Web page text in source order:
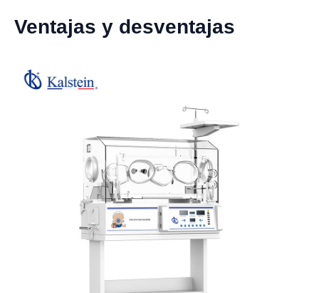
Ventajas y desventajas